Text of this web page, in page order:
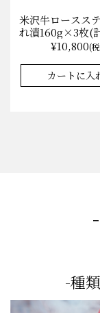
米沢牛ロースス
れ漬160g×3枚(
箱入 味噌酒粕
送料無料
¥10,800(
★★★★★
★★★★★
-種